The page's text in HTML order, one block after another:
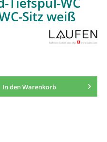
Sitz weiß
In denWarenkorb